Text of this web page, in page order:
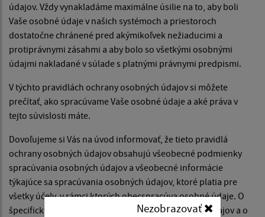
údajov. Vždy vynakladáme maximálne úsilie na to, aby boli
Vaše osobné údaje v našich systémoch a priestoroch
dostatočne chránené pred akýmikoľvek nežiaducimi a
protiprávnymi zásahmi a aby bolo so všetkými osobnými
údajmi nakladané v súlade s platnými právnymi predpismi.
V týchto pravidlách ochrany osobných údajov si môžete
prečítať, ako spracúvame Vaše osobné údaje a aké práva v
tejto súvislosti máte.
Dovoľujeme si Vás na úvod informovať, že tieto pravidlá
ochrany osobných údajov obsahujú všeobecné podmienky
spracúvania osobných údajov a všeobecné informácie
týkajúce sa spracúvania osobných údajov, ktoré platia pre
všetky účely, v rámci ktorých obecspracúva osobné údaje. O
špecifických podmienkach spracúvania osobných údajov a o
Nezobrazovať